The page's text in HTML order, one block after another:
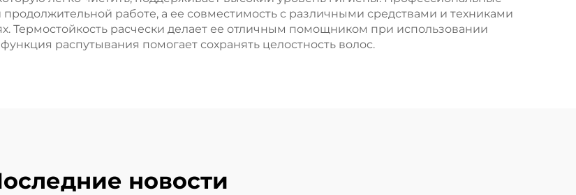
работе, а ее совместимость с различными средствами и техниками
Термостойкость расчески делает ее отличным помощником при использовании
распутывания помогает сохранять целостность волос.
новости